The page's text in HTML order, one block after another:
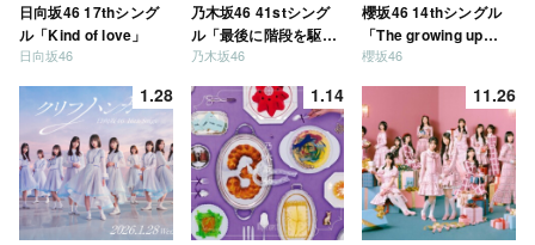
日向坂46 17thシング
ル「Kind of love」
日向坂46
乃木坂46 41stシング
ル「最後に階段を駆け
上がったのはいつ
乃木坂46
櫻坂46 14thシングル
「The growing up
train」
櫻坂46
1.28 1.14 11.26